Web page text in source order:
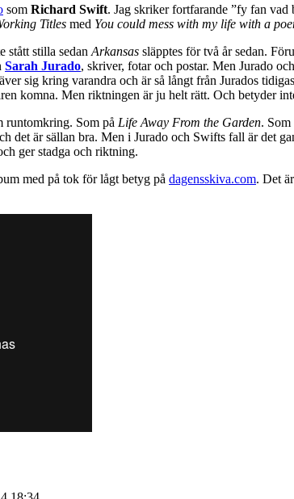
som Richard Swift. Jag skriker fortfarande ”fy fan
Titles med You could mess with my life with a
stått stilla sedanArkansas släpptes för två år sedan.
Sarah Jurado, skriver, fotar och postar. Men Jurado
sig kring varandra och är så långt från Jurados
komna. Men riktningen är ju helt rätt. Och betyder
runtomkring. Som på Life Away From the Garden.
det är sällan bra. Men i Jurado och Swifts fall är det
ger stadga och riktning.
med på tok för lågt betyg på dagensskiva.com. Det